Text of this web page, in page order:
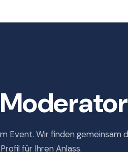
Event. Wir finden gemeinsam
für Ihren Anlass.